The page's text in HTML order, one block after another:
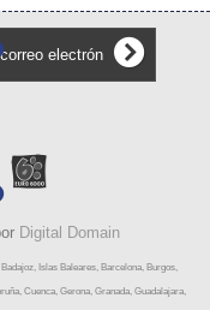
Digital Domain
Islas Baleares, Barcelona, Burgos,
Cuenca, Gerona, Granada, Guadalajara,